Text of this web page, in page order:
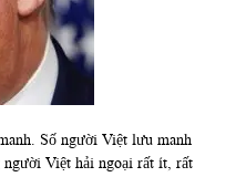
Số người Việt lưu manh
người Việt hải ngoại rất ít, rất